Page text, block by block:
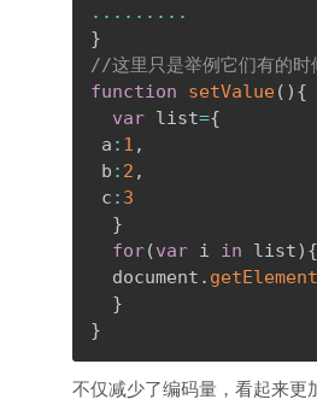
... ... ...
}
//这里只是举例它们有的
function
setValue( ) {
var list={
a : 1 ,
b : 2 ,
c : 3
}
for(var i in list) {
  document
.
}
}
不仅减少了编码量，看起来更